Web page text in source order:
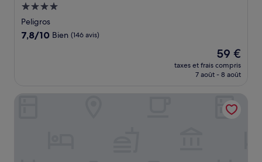
Hébergement
4.0 étoiles
Peligros
7.8
7,8/10 Bien (146 avis)
Le
nouveau
prix
de
59 €
59 €
taxes et frais compris
7 août - 8 août